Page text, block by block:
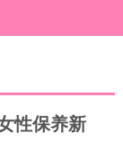
性保养新